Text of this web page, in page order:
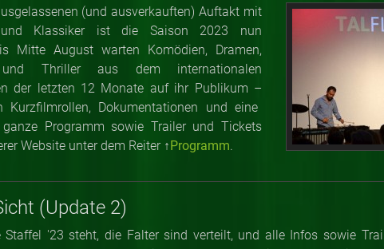
(und ausverkauften) Auftakt mit
und Klassiker ist die Saison 2023 nun
Mitte August warten Komödien, Dramen,
und Thriller aus dem internationalen
der letzten 12 Monate auf ihr Publikum –
Kurzfilmrollen, Dokumentationen und eine
ganze Programm sowie Trailer und Tickets
Website unter dem Reiter ↑ Programm.
(Update 2)
Staffel '23 steht, die Falter sind verteilt, und alle Infos sowie